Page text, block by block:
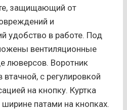
защищающий от
и
удобство в работе. Под
вентиляционные
люверсов. Воротник
с регулировкой
на кнопку. Куртка
ширине патами на кнопках.